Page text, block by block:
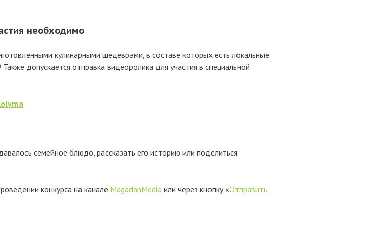
необходимо
кулинарными шедеврами, в составе которых есть локальные
. Также допускается отправка видеоролика для участия в специальной
семейное блюдо, рассказать его историю или поделиться
конкурса на канале MagadanMedia или через кнопку «Отправить